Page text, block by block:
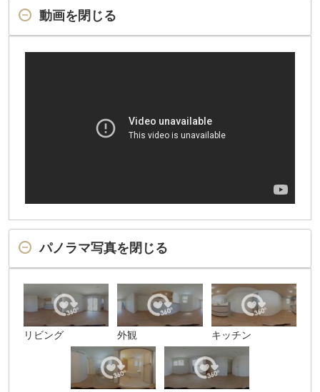
動画を閉じる
パノラマ写真を閉じる
リビング 外観 キッチン